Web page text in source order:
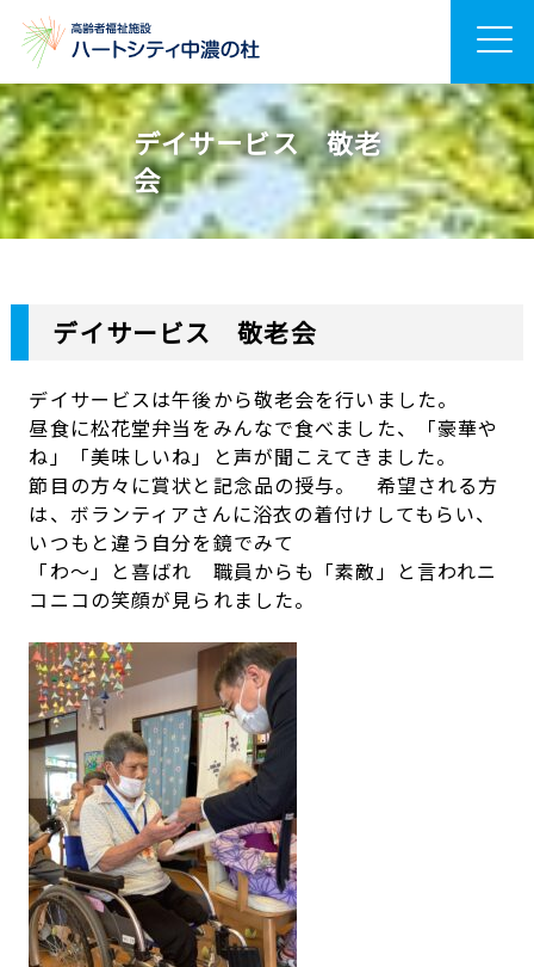
デイサービス 敬老
会
デイサービス 敬老会
デイサービスは午後から敬老会を行いました。
昼食に松花堂弁当をみんなで食べました、「豪華や
ね」「美味しいね」と声が聞こえてきました。
節目の方々に賞状と記念品の授与。 希望される方
は、ボランティアさんに浴衣の着付けしてもらい、
いつもと違う自分を鏡でみて
「わ～」と喜ばれ 職員からも「素敵」と言われニ
コニコの笑顔が見られました。